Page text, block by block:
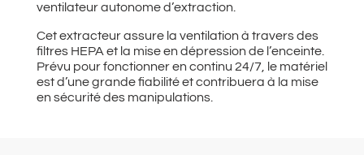
ventilateur autonome d’extraction.
Cet extracteur assure la ventilation à travers des
filtres HEPA et la mise en dépression de l’enceinte.
Prévu pour fonctionner en continu 24/7, le matériel
est d’une grande fiabilité et contribuera à la mise
en sécurité des manipulations.